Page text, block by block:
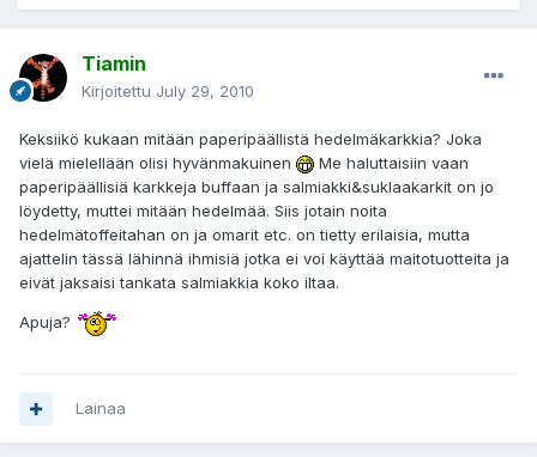
Tiamin
Kirjoitettu July 29, 2010
Keksiikö kukaan mitään paperipäällistä hedelmäkarkkia? Joka
vielä mielellään olisi hyvänmakuinen
Me haluttaisiin vaan
paperipäällisiä karkkeja buffaan ja salmiakki&suklaakarkit on jo
löydetty, muttei mitään hedelmää. Siis jotain noita
hedelmätoffeitahan on ja omarit etc. on tietty erilaisia, mutta
ajattelin tässä lähinnä ihmisiä jotka ei voi käyttää maitotuotteita ja
eivät jaksaisi tankata salmiakkia koko iltaa.
Apuja?
Lainaa